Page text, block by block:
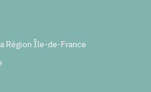
Région Île-de-France